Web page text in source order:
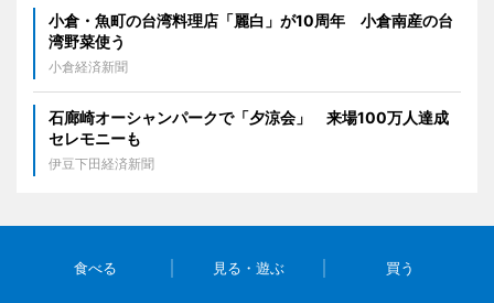
小倉・魚町の台湾料理店「麗白」が10周年 小倉南産の台
湾野菜使う
小倉経済新聞
石廊崎オーシャンパークで「夕涼会」 来場100万人達成
セレモニーも
伊豆下田経済新聞
食べる 見る・遊ぶ 買う